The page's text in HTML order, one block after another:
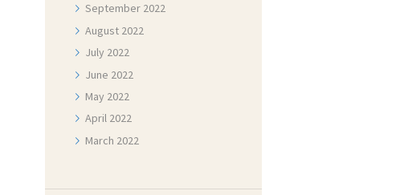
September 2022
August 2022
July 2022
June 2022
May 2022
April 2022
March 2022